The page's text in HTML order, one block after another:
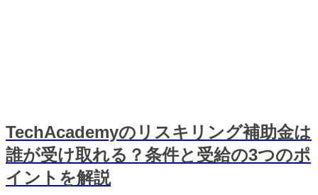
TechAcademyのリスキリング補助金は
誰が受け取れる？条件と受給の3つのポ
イントを解説